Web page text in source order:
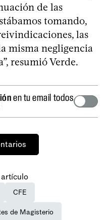
de las
tomando,
las
misma negligencia
resumió Verde.
en tu email todos
CFE
de Magisterio